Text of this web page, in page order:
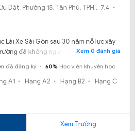
103 Nguyễn Hữu Dật, Phường 15, Tân Phú, TPHCM 7.4
Lái Xe Sài Gòn sau 30 năm nỗ lực xây
đã không ngừng vươn lên khẳng
trường nghề dạy lái xe uy tín trên địa
Xem 0 đánh giá
đã đăng ký 60% Học viên khuyên học
A1 Hạng A2 Hạng B2 Hạng C
Xem Trường